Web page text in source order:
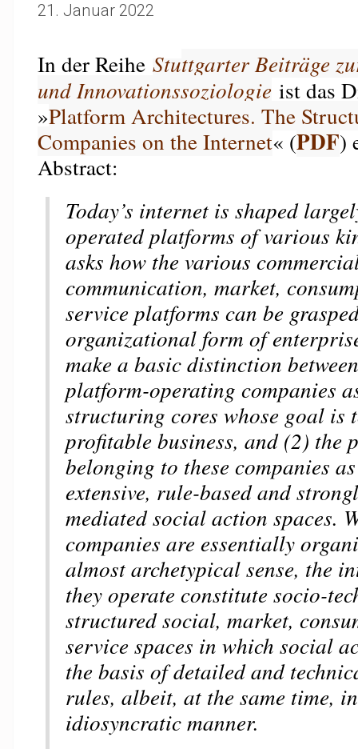
21. Januar 2022
In der Reihe Stuttgarter Beiträge
und Innovationssoziologie ist das
»Platform Architectures. The
Companies on the Internet« (PDF)
Abstract:
Today’s internet is shaped
operated platforms of various
asks how the various
communication, market,
service platforms can be
organizational form of
make a basic distinction
platform-operating companies
structuring cores whose goal is
profitable business, and (2) the
belonging to these companies
extensive, rule-based and
mediated social action spaces.
companies are essentially
almost archetypical sense, the
they operate constitute socio-
structured social, market,
service spaces in which social
the basis of detailed and
rules, albeit, at the same time,
idiosyncratic manner.